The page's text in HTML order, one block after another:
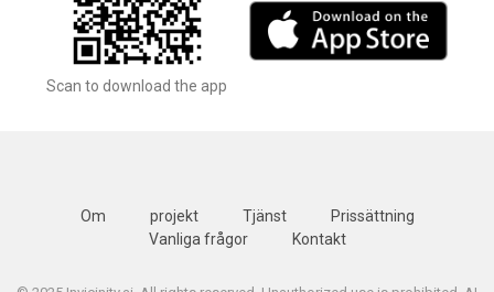
Scan to download the app
Om projekt Tjänst
Prissättning
Vanliga frågor
Kontakt